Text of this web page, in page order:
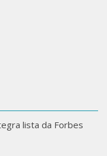
lista da Forbes